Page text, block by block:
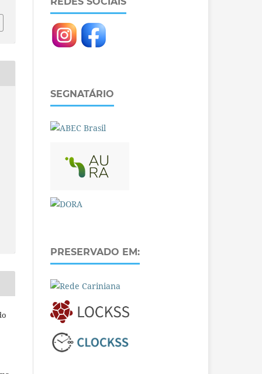
SEGNATÁRIO
PRESERVADO EM: